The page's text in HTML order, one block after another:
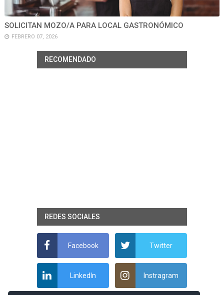
SOLICITAN MOZO/A PARA LOCAL GASTRONÓMICO
FEBRERO 07, 2026
RECOMENDADO
REDES SOCIALES
Facebook Twitter
LinkedIn Instragram